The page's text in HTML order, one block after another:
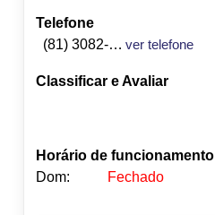
Telefone
(81) 3082-0672
ver telefone
Classificar e Avaliar
Horário de funcionamento
Dom:
Fechado